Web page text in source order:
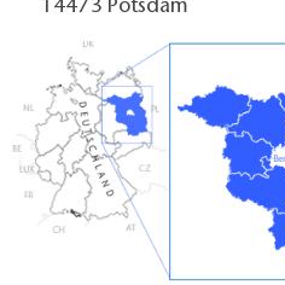
14473 Potsdam